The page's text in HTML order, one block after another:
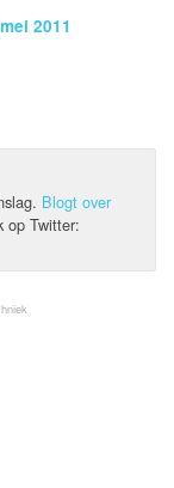
2011
Blogt over
op Twitter: